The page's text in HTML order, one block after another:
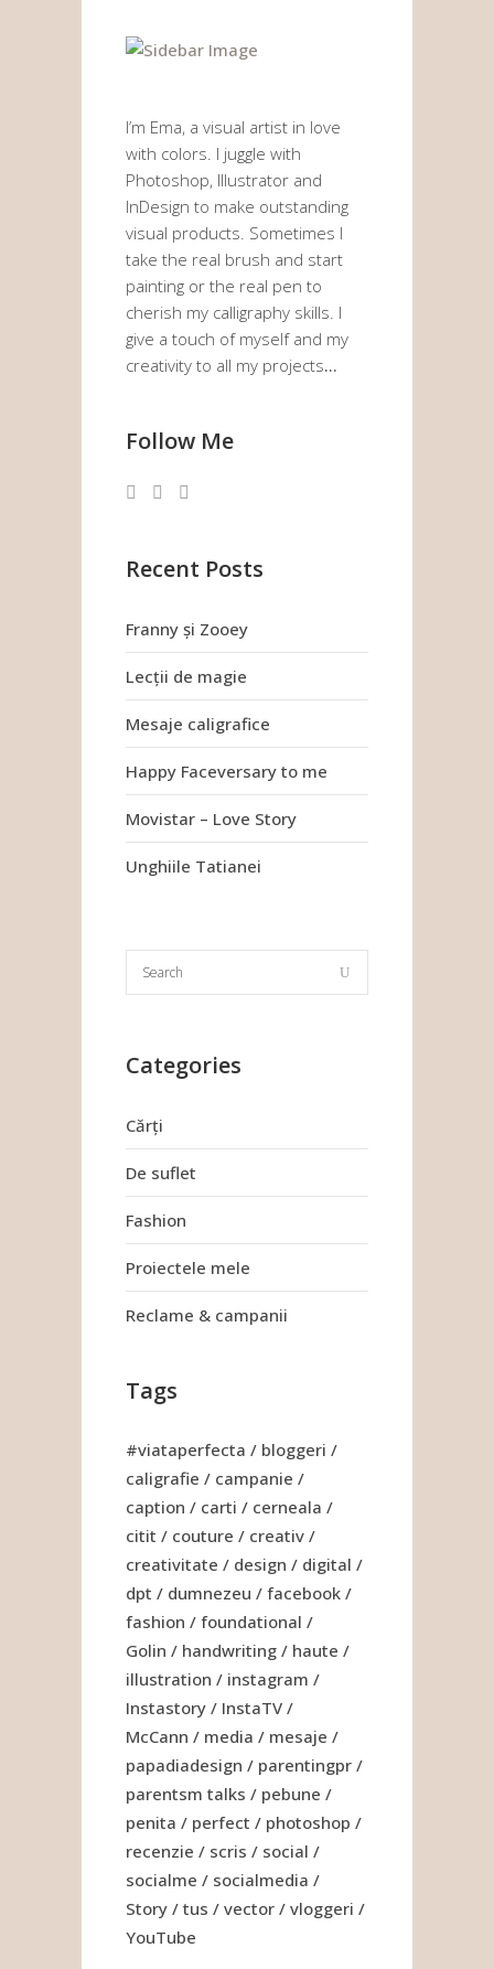
I’m Ema, a visual artist in love
with colors. I juggle with
Photoshop, Illustrator and
InDesign to make outstanding
visual products. Sometimes I
take the real brush and start
painting or the real pen to
cherish my calligraphy skills. I
give a touch of myself and my
creativity to all my projects…
Follow Me
Recent Posts
Franny și Zooey
Lecții de magie
Mesaje caligrafice
Happy Faceversary to me
Movistar – Love Story
Unghiile Tatianei
Categories
Cărți
De suflet
Fashion
Proiectele mele
Reclame & campanii
Tags
#viataperfecta
bloggeri
caligrafie
campanie
caption
carti
cerneala
citit
couture
creativ
creativitate
design
digital
dpt
dumnezeu
facebook
fashion
foundational
Golin
handwriting
haute
illustration
instagram
Instastory
InstaTV
McCann
media
mesaje
papadiadesign
parentingpr
parentsm talks
pebune
penita
perfect
photoshop
recenzie
scris
social
socialme
socialmedia
Story
tus vector
vloggeri
YouTube